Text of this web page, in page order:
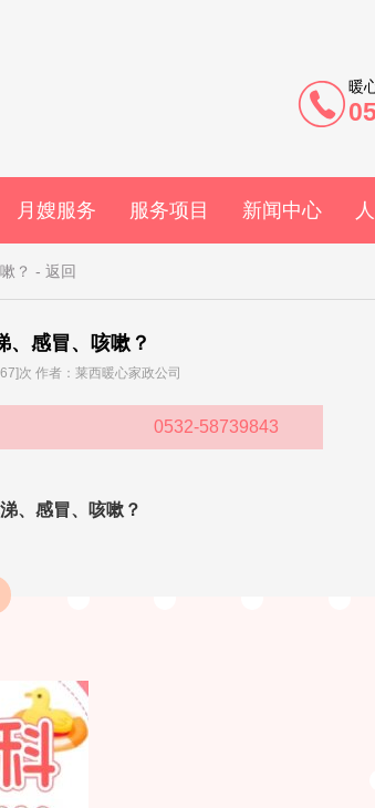
暖
月嫂服务 服务项目 新闻中心
？ - 返回
、感冒、咳嗽？
次 作者：莱西暖心家政公司
0532-58739843
、感冒、咳嗽？